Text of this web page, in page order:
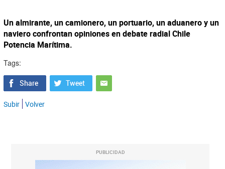
Un almirante, un camionero, un portuario, un aduanero y un
naviero confrontan opiniones en debate radial Chile
Potencia Marítima.
Tags:
Subir Volver
PUBLICIDAD